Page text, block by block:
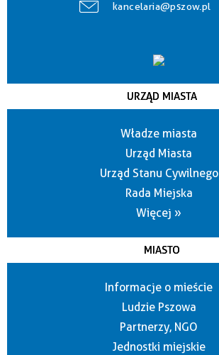
kancelaria@pszow.pl
URZĄD MIASTA
Władze miasta
Urząd Miasta
Urząd Stanu Cywilnego
Rada Miejska
Więcej »
MIASTO
Informacje o mieście
Ludzie Pszowa
Partnerzy, NGO
Jednostki miejskie